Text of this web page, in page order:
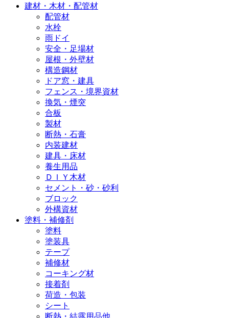
建材・木材・配管材
配管材
水栓
雨ドイ
安全・足場材
屋根・外壁材
構造鋼材
ドア窓・建具
フェンス・境界資材
換気・煙突
合板
製材
断熱・石膏
内装建材
建具・床材
養生用品
ＤＩＹ木材
セメント・砂・砂利
ブロック
外構資材
塗料・補修剤
塗料
塗装具
テープ
補修材
コーキング材
接着剤
荷造・包装
シート
断熱・結露用品他